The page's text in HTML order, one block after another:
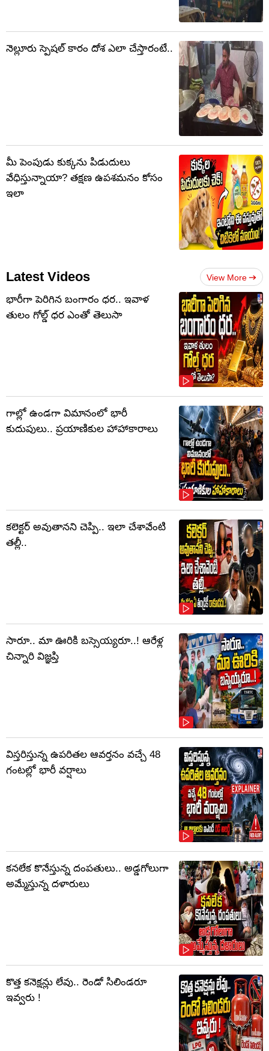
నెల్లూరు స్పెషల్ కారం దోశ ఎలా చేస్తారంటే..
మీ పెంపుడు కుక్కను పిడుదులు
వేధిస్తున్నాయా? తక్షణ ఉపశమనం కోసం
ఇలా
Latest Videos View More
భారీగా పెరిగిన బంగారం ధర.. ఇవాళ
తులం గోల్డ్‌ ధర ఎంతో తెలుసా
గాల్లో ఉండగా విమానంలో భారీ
కుదుపులు.. ప్రయాణికుల హాహాకారాలు
కలెక్టర్‌ అవుతానని చెప్పి.. ఇలా చేశావేంటి
తల్లీ..
సారూ.. మా ఊరికి బస్సెయ్యరూ..! ఆరేళ్ల
చిన్నారి విజ్ఞప్తి
విస్తరిస్తున్న ఉపరితల ఆవర్తనం వచ్చే 48
గంటల్లో భారీ వర్షాలు
కనలేక కొనేస్తున్న దంపతులు.. అడ్డగోలుగా
అమ్మేస్తున్న దళారులు
కొత్త కనెక్షన్లు లేవు.. రెండో సిలిండరూ
ఇవ్వరు !